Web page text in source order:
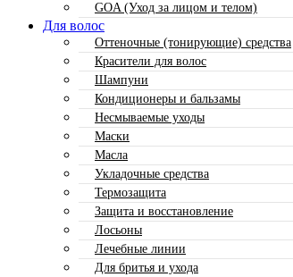
GOA (Уход за лицом и телом)
Для волос
Оттеночные (тонирующие) средства
Красители для волос
Шампуни
Кондиционеры и бальзамы
Несмываемые уходы
Маски
Масла
Укладочные средства
Термозащита
Защита и восстановление
Лосьоны
Лечебные линии
Для бритья и ухода